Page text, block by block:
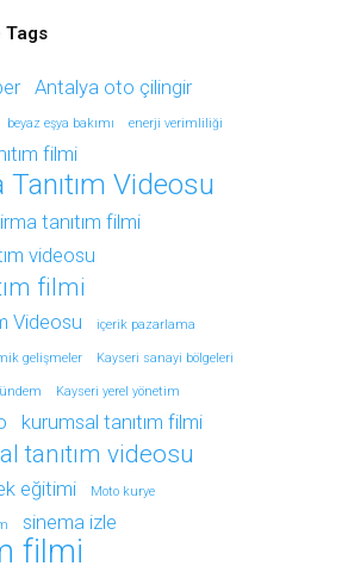
Tags
Antalya oto çilingir
beyaz eşya bakımı enerji verimliliği
filmi
Tanıtım Videosu
tanıtım filmi
videosu
filmi
Videosu içerik pazarlama
gelişmeler Kayseri sanayi bölgeleri
Kayseri yerel yönetim
kurumsal tanıtım filmi
tanıtım videosu
eğitimi Moto kurye
sinema izle
filmi